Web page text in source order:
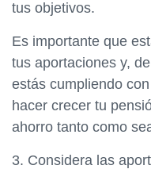
tus objetivos.
Es importante que
tus aportaciones y,
estás cumpliendo
hacer crecer tu
ahorro tanto como
3. Considera las